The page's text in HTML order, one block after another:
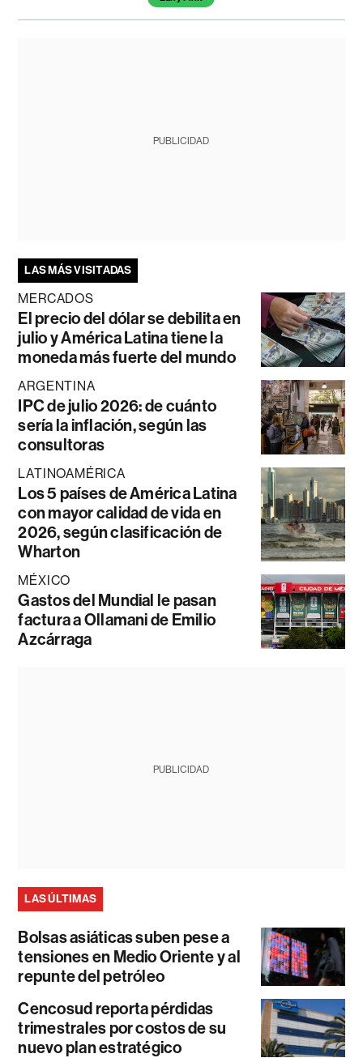
PUBLICIDAD
LAS MÁS VISITADAS
MERCADOS
El precio del dólar se debilita en
julio y América Latina tiene la
moneda más fuerte del mundo
ARGENTINA
IPC de julio 2026: de cuánto
sería la inflación, según las
consultoras
LATINOAMÉRICA
Los 5 países de América Latina
con mayor calidad de vida en
2026, según clasificación de
Wharton
MÉXICO
Gastos del Mundial le pasan
factura a Ollamani de Emilio
Azcárraga
PUBLICIDAD
LAS ÚLTIMAS
Bolsas asiáticas suben pese a
tensiones en Medio Oriente y al
repunte del petróleo
Cencosud reporta pérdidas
trimestrales por costos de su
nuevo plan estratégico